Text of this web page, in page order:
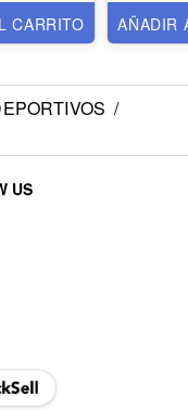
CARRITO AÑADIR
/
US